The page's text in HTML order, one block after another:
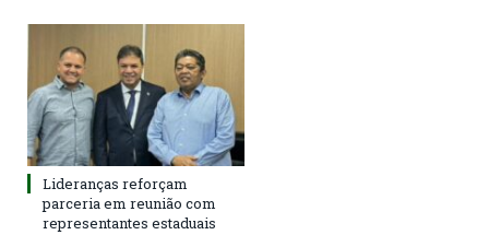
Lideranças reforçam
parceria em reunião com
representantes estaduais